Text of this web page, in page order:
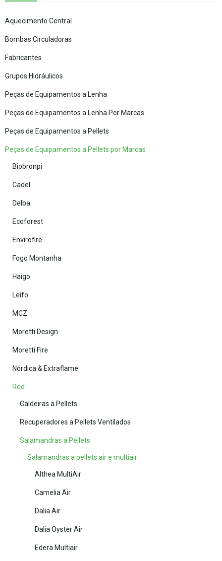
Aquecimento Central
Bombas Circuladoras
Fabricantes
Grupos Hidráulicos
Peças de Equipamentos a Lenha
Peças de Equipamentos a Lenha Por Marcas
Peças de Equipamentos a Pellets
Peças de Equipamentos a Pellets por Marcas
Biobronpi
Cadel
Delba
Ecoforest
Envirofire
Fogo Montanha
Haigo
Leifo
MCZ
Moretti Design
Moretti Fire
Nórdica & Extraflame
Red
Caldeiras a Pellets
Recuperadores a Pellets Ventilados
Salamandras a Pellets
Salamandras a pellets air e multiair
Althea MultiAir
Camelia Air
Dalia Air
Dalia Oyster Air
Edera Multiair